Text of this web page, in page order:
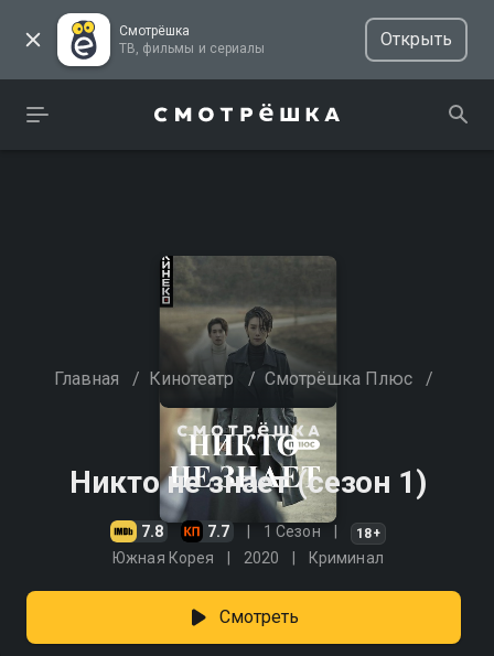
Смотрёшка
ТВ, фильмы и сериалы
Открыть
Главная / Кинотеатр / Смотрёшка Плюс /
Никто не знает (сезон 1)
7.8 7.7 1 Сезон 18+
Южная Корея 2020 Криминал
Смотреть